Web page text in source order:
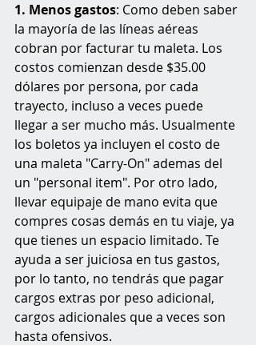
1. Menos gastos: Como deben saber
la mayoría de las líneas aéreas
cobran por facturar tu maleta. Los
costos comienzan desde $35.00
dólares por persona, por cada
trayecto, incluso a veces puede
llegar a ser mucho más. Usualmente
los boletos ya incluyen el costo de
una maleta "Carry-On" ademas del
un "personal item". Por otro lado,
llevar equipaje de mano evita que
compres cosas demás en tu viaje, ya
que tienes un espacio limitado. Te
ayuda a ser juiciosa en tus gastos,
por lo tanto, no tendrás que pagar
cargos extras por peso adicional,
cargos adicionales que a veces son
hasta ofensivos.